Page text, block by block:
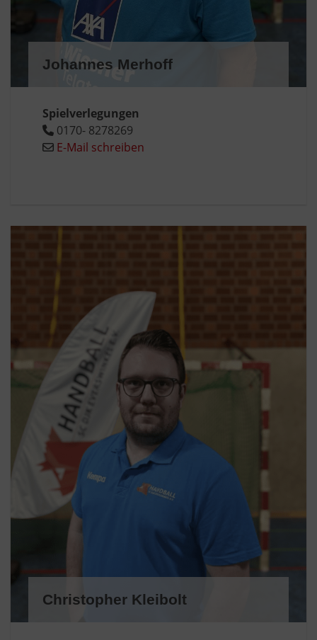
Johannes Merhoff
Spielverlegungen
0170- 8278269
E-Mail schreiben
Christopher Kleibolt